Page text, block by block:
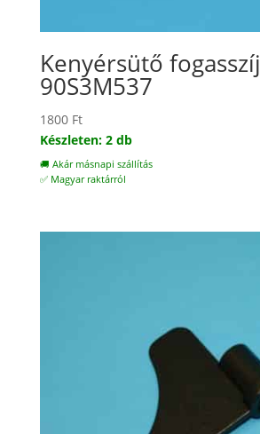
Kenyérsütő fogasszíj
90S3M537
1800 Ft
Készleten: 2 db
🚚 Akár másnapi szállítás
✅ Magyar raktárról